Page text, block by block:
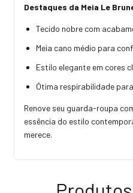
Destaques da Meia Le
Tecido nobre com
Meia cano médio para
Estilo elegante em cores
Ótima respirabilidade
Renove seu guarda-roupa
essência do estilo
merece.